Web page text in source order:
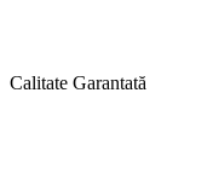
Calitate Garantată